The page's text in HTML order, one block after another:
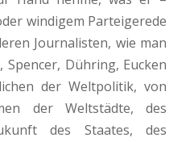
windigem Parteigerede
Journalisten, wie man
Spencer, Dühring, Eucken
der Weltpolitik, von
der Weltstädte, des
des Staates, des